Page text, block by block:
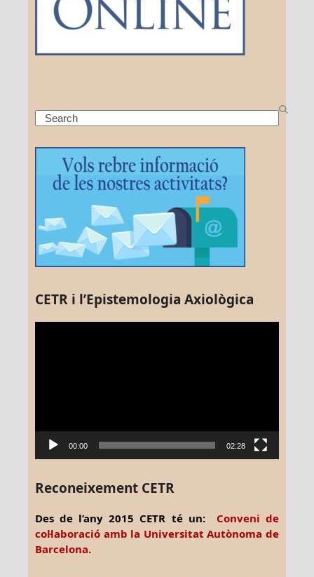
Search
CETR i l’Epistemologia Axiològica
00:00 02:28
Reconeixement CETR
Des de l’any 2015 CETR té un: Conveni de
col·laboració amb la Universitat Autònoma de
Barcelona.